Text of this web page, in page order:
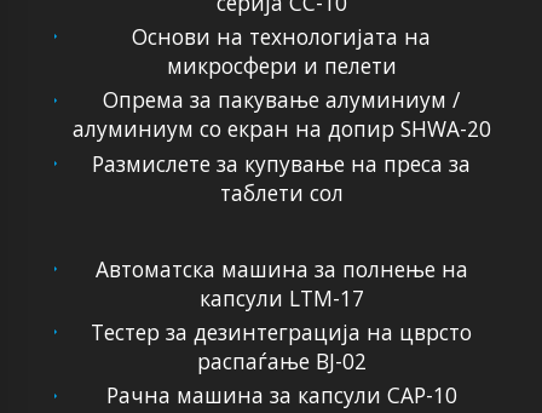
Основи на технологијата на
микросфери и пелети
Опрема за пакување алуминиум /
алуминиум со екран на допир SHWA-20
Размислете за купување на преса за
таблети сол
Автоматска машина за полнење на
капсули LTM-17
Тестер за дезинтеграција на цврсто
распаѓање BJ-02
Рачна машина за капсули CAP-10